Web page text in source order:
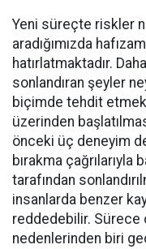
Yeni süreçte riskler
aradığımızda
hatırlatmaktadır.
sonlandıran şeyler
biçimde tehdit
üzerinden
önceki üç deneyim
bırakma
tarafından
insanlarda benzer
reddedebilir. Sürece
nedenlerinden biri